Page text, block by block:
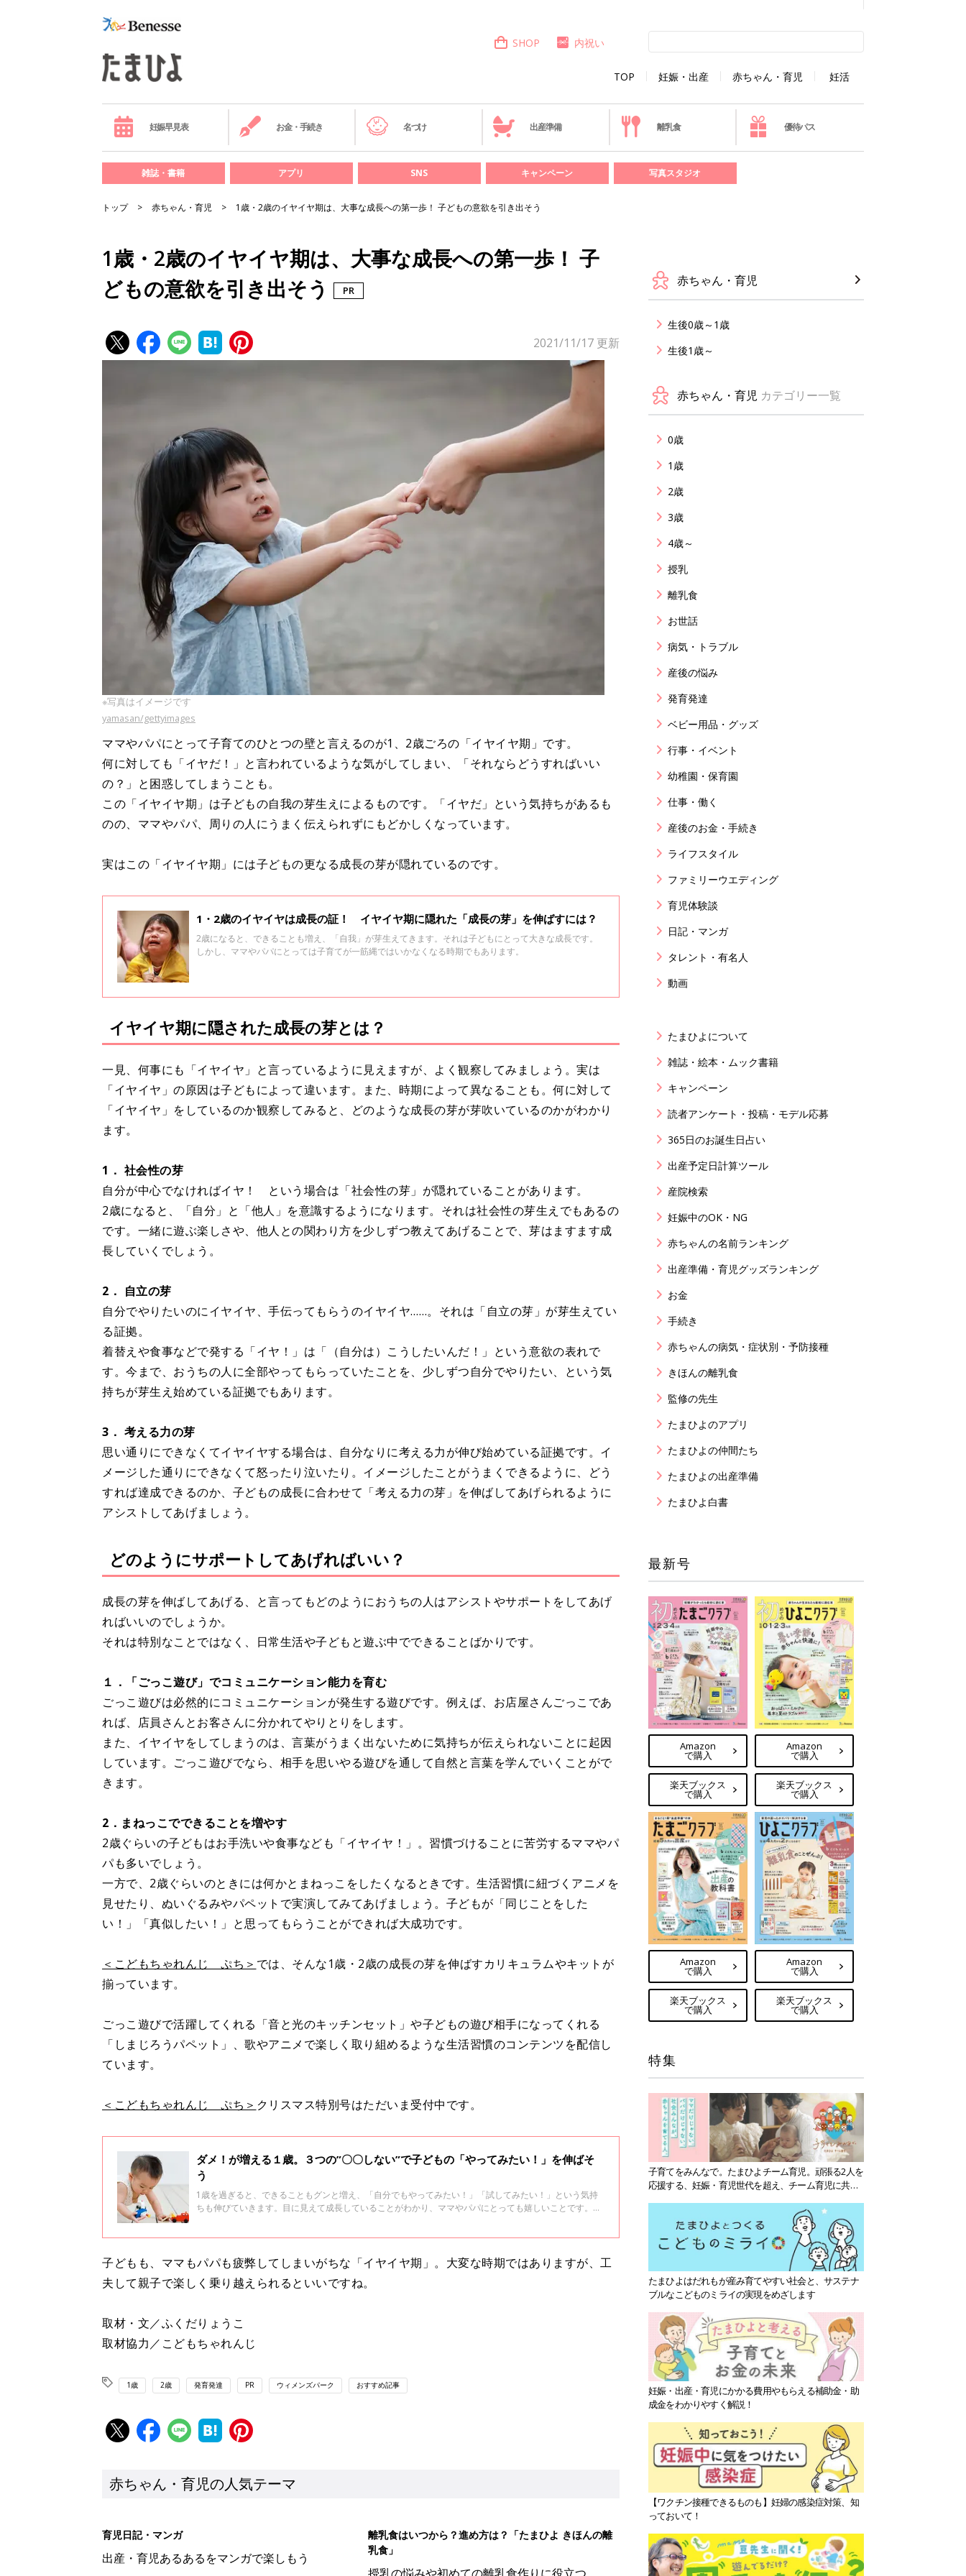
TOP 妊娠・出産 赤ちゃん・育児 妊活
SHOP 内祝い
妊娠早見表 お金・手続き 名づけ 出産準備 離乳食 優待パス
雑誌・書籍 アプリ SNS キャンペーン 写真スタジオ
トップ 赤ちゃん・育児 1歳・2歳のイヤイヤ期は、大事な成長への第一歩！ 子どもの意欲を引き出そう
1歳・2歳のイヤイヤ期は、大事な成長への第一歩！ 子
どもの意欲を引き出そう
2021/11/17 更新
※写真はイメージです
yamasan/gettyimages
ママやパパにとって子育てのひとつの壁と言えるのが1、2歳ごろの「イヤイヤ期」です。
何に対しても「イヤだ！」と言われているような気がしてしまい、「それならどうすればいい
の？」と困惑してしまうことも。
この「イヤイヤ期」は子どもの自我の芽生えによるものです。「イヤだ」という気持ちがあるも
のの、ママやパパ、周りの人にうまく伝えられずにもどかしくなっています。
実はこの「イヤイヤ期」には子どもの更なる成長の芽が隠れているのです。
1・2歳のイヤイヤは成長の証！ イヤイヤ期に隠れた「成長の芽」を伸ばすには？
2歳になると、できることも増え、「自我」が芽生えてきます。それは子どもにとって大きな成長です。
しかし、ママやパパにとっては子育てが一筋縄ではいかなくなる時期でもあります。
イヤイヤ期に隠された成長の芽とは？
一見、何事にも「イヤイヤ」と言っているように見えますが、よく観察してみましょう。実は
「イヤイヤ」の原因は子どもによって違います。また、時期によって異なることも。何に対して
「イヤイヤ」をしているのか観察してみると、どのような成長の芽が芽吹いているのかがわかり
ます。
1． 社会性の芽
自分が中心でなければイヤ！ という場合は「社会性の芽」が隠れていることがあります。
2歳になると、「自分」と「他人」を意識するようになります。それは社会性の芽生えでもあるの
です。一緒に遊ぶ楽しさや、他人との関わり方を少しずつ教えてあげることで、芽はますます成
長していくでしょう。
2． 自立の芽
自分でやりたいのにイヤイヤ、手伝ってもらうのイヤイヤ……。それは「自立の芽」が芽生えてい
る証拠。
着替えや食事などで発する「イヤ！」は「（自分は）こうしたいんだ！」という意欲の表れで
す。今まで、おうちの人に全部やってもらっていたことを、少しずつ自分でやりたい、という気
持ちが芽生え始めている証拠でもあります。
3． 考える力の芽
思い通りにできなくてイヤイヤする場合は、自分なりに考える力が伸び始めている証拠です。イ
メージした通りにできなくて怒ったり泣いたり。イメージしたことがうまくできるように、どう
すれば達成できるのか、子どもの成長に合わせて「考える力の芽」を伸ばしてあげられるように
アシストしてあげましょう。
どのようにサポートしてあげればいい？
成長の芽を伸ばしてあげる、と言ってもどのようにおうちの人はアシストやサポートをしてあげ
ればいいのでしょうか。
それは特別なことではなく、日常生活や子どもと遊ぶ中でできることばかりです。
１．「ごっこ遊び」でコミュニケーション能力を育む
ごっこ遊びは必然的にコミュニケーションが発生する遊びです。例えば、お店屋さんごっこであ
れば、店員さんとお客さんに分かれてやりとりをします。
また、イヤイヤをしてしまうのは、言葉がうまく出ないために気持ちが伝えられないことに起因
しています。ごっこ遊びでなら、相手を思いやる遊びを通して自然と言葉を学んでいくことがで
きます。
2．まねっこでできることを増やす
2歳ぐらいの子どもはお手洗いや食事なども「イヤイヤ！」。習慣づけることに苦労するママやパ
パも多いでしょう。
一方で、2歳ぐらいのときには何かとまねっこをしたくなるときです。生活習慣に紐づくアニメを
見せたり、ぬいぐるみやパペットで実演してみてあげましょう。子どもが「同じことをした
い！」「真似したい！」と思ってもらうことができれば大成功です。
＜こどもちゃれんじ ぷち＞ では、そんな1歳・2歳の成長の芽を伸ばすカリキュラムやキットが
揃っています。
ごっこ遊びで活躍してくれる「音と光のキッチンセット」や子どもの遊び相手になってくれる
「しまじろうパペット」、歌やアニメで楽しく取り組めるような生活習慣のコンテンツを配信し
ています。
＜こどもちゃれんじ ぷち＞ クリスマス特別号はただいま受付中です。
ダメ！が増える１歳。３つの”〇〇しない”で子どもの「やってみたい！」を伸ばそ
う
1歳を過ぎると、できることもグンと増え、「自分でもやってみたい！」「試してみたい！」という気持
ちも伸びていきます。目に見えて成長していることがわかり、ママやパパにとっても嬉しいことです。た
子どもも、ママもパパも疲弊してしまいがちな「イヤイヤ期」。大変な時期ではありますが、工
夫して親子で楽しく乗り越えられるといいですね。
取材・文／ふくだりょうこ
取材協力／こどもちゃれんじ
1歳 2歳 発育発達 PR ウィメンズパーク おすすめ記事
赤ちゃん・育児の人気テーマ
育児日記・マンガ
出産・育児あるあるをマンガで楽しもう
離乳食はいつから？進め方は？「たまひよ きほんの離
乳食」
授乳の悩みや初めての離乳食作りに役立つ
赤ちゃん・育児
生後0歳～1歳
生後1歳～
赤ちゃん・育児 カテゴリー一覧
0歳
1歳
2歳
3歳
4歳～
授乳
離乳食
お世話
病気・トラブル
産後の悩み
発育発達
ベビー用品・グッズ
行事・イベント
幼稚園・保育園
仕事・働く
産後のお金・手続き
ライフスタイル
ファミリーウエディング
育児体験談
日記・マンガ
タレント・有名人
動画
たまひよについて
雑誌・絵本・ムック書籍
キャンペーン
読者アンケート・投稿・モデル応募
365日のお誕生日占い
出産予定日計算ツール
産院検索
妊娠中のOK・NG
赤ちゃんの名前ランキング
出産準備・育児グッズランキング
お金
手続き
赤ちゃんの病気・症状別・予防接種
きほんの離乳食
監修の先生
たまひよのアプリ
たまひよの仲間たち
たまひよの出産準備
たまひよ白書
最新号
Amazon
で購入
楽天ブックス
で購入
Amazon
で購入
楽天ブックス
で購入
Amazon
で購入
楽天ブックス
で購入
Amazon
で購入
楽天ブックス
で購入
特集
子育てをみんなで。たまひよチーム育児。頑張る2人を
応援する、妊娠・育児世代を超え、チーム育児に共感
たまひよはだれもが産み育てやすい社会と、サステナ
ブルなこどものミライの実現をめざします
妊娠・出産・育児にかかる費用やもらえる補助金・助
成金をわかりやすく解説！
【ワクチン接種できるものも】妊婦の感染症対策、知
っておいて！